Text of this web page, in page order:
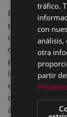
El diagnóstico
principal de
conocimiento
destacado que
pero que eso
la calle. De
en la calle
del euskera en
ámbito ha
tráfico.
con
análisis,
otra
partir